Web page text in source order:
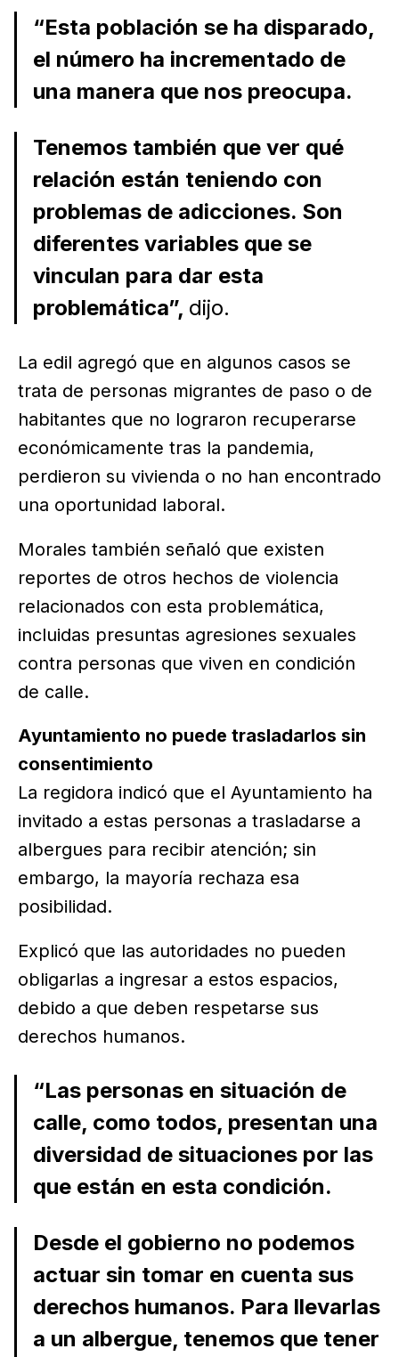
“Esta población se ha disparado,
el número ha incrementado de
una manera que nos preocupa.
Tenemos también que ver qué
relación están teniendo con
problemas de adicciones. Son
diferentes variables que se
vinculan para dar esta
problemática”, dijo.
La edil agregó que en algunos casos se
trata de personas migrantes de paso o de
habitantes que no lograron recuperarse
económicamente tras la pandemia,
perdieron su vivienda o no han encontrado
una oportunidad laboral.
Morales también señaló que existen
reportes de otros hechos de violencia
relacionados con esta problemática,
incluidas presuntas agresiones sexuales
contra personas que viven en condición
de calle.
Ayuntamiento no puede trasladarlos sin
consentimiento
La regidora indicó que el Ayuntamiento ha
invitado a estas personas a trasladarse a
albergues para recibir atención; sin
embargo, la mayoría rechaza esa
posibilidad.
Explicó que las autoridades no pueden
obligarlas a ingresar a estos espacios,
debido a que deben respetarse sus
derechos humanos.
“Las personas en situación de
calle, como todos, presentan una
diversidad de situaciones por las
que están en esta condición.
Desde el gobierno no podemos
actuar sin tomar en cuenta sus
derechos humanos. Para llevarlas
a un albergue, tenemos que tener